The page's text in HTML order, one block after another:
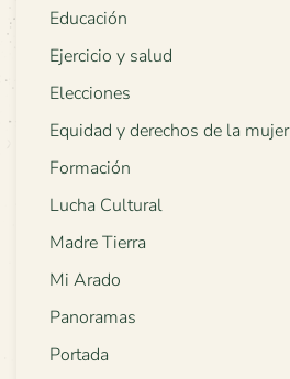
Educación
Ejercicio y salud
Elecciones
Equidad y derechos de la mujer
Formación
Lucha Cultural
Madre Tierra
Mi Arado
Panoramas
Portada